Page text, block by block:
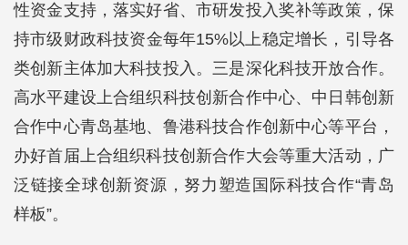
性资金支持，落实好省、市研发投入奖补等政策，保
持市级财政科技资金每年15%以上稳定增长，引导各
类创新主体加大科技投入。三是深化科技开放合作。
高水平建设上合组织科技创新合作中心、中日韩创新
合作中心青岛基地、鲁港科技合作创新中心等平台，
办好首届上合组织科技创新合作大会等重大活动，广
泛链接全球创新资源，努力塑造国际科技合作“青岛
样板”。